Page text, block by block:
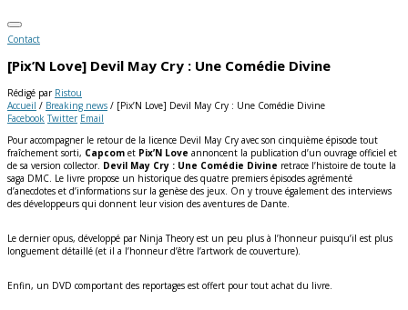
Contact
[Pix’N Love] Devil May Cry : Une Comédie Divine
Rédigé par Ristou
Accueil / Breaking news / [Pix’N Love] Devil May Cry : Une Comédie Divine
Facebook Twitter Email
Pour accompagner le retour de la licence Devil May Cry avec son cinquième épisode tout
fraîchement sorti, Capcom et Pix’N Love annoncent la publication d’un ouvrage officiel et
de sa version collector. Devil May Cry : Une Comédie Divine retrace l’histoire de toute la
saga DMC. Le livre propose un historique des quatre premiers épisodes agrémenté
d’anecdotes et d’informations sur la genèse des jeux. On y trouve également des interviews
des développeurs qui donnent leur vision des aventures de Dante.
Le dernier opus, développé par Ninja Theory est un peu plus à l’honneur puisqu’il est plus
longuement détaillé (et il a l’honneur d’être l’artwork de couverture).
Enfin, un DVD comportant des reportages est offert pour tout achat du livre.